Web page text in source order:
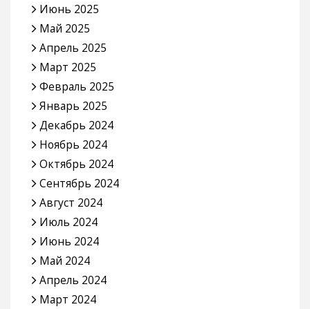
Июнь 2025
Май 2025
Апрель 2025
Март 2025
Февраль 2025
Январь 2025
Декабрь 2024
Ноябрь 2024
Октябрь 2024
Сентябрь 2024
Август 2024
Июль 2024
Июнь 2024
Май 2024
Апрель 2024
Март 2024